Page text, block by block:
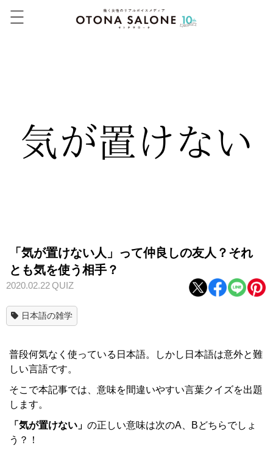
「気が置けない人」って仲良しの友人？それ
とも気を使う相手？
2020.02.22QUIZ
日本語の雑学
普段何気なく使っている日本語。しかし日本語は意外と難
しい言語です。
そこで本記事では、意味を間違いやすい言葉クイズを出題
します。
「気が置けない」 の正しい意味は次のA、Bどちらでしょ
う？！